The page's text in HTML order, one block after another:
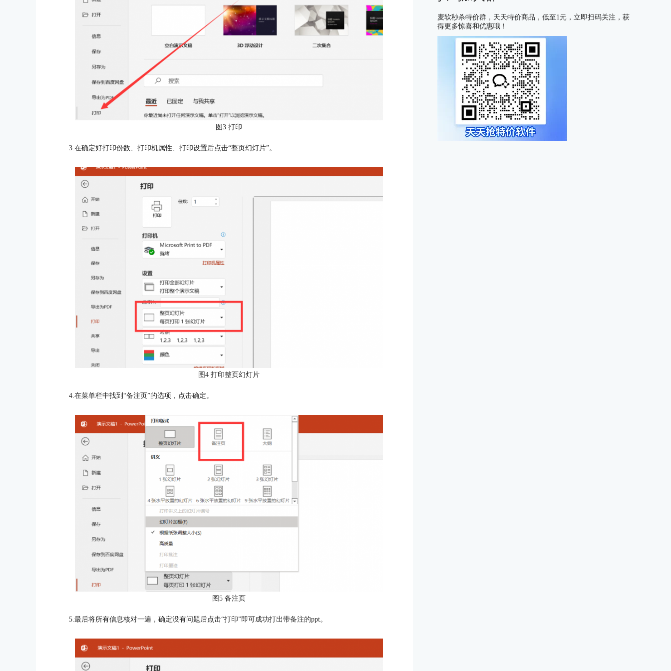
图3 打印
3.在确定好打印份数、打印机属性、打印设置后点击“整页幻灯片”。
图4 打印整页幻灯片
4.在菜单栏中找到“备注页”的选项，点击确定。
图5 备注页
5.最后将所有信息核对一遍，确定没有问题后点击“打印”即可成功打出带备注的ppt。
麦软秒杀特价群，天天特价商品，低至1元，立即扫码关注，获
得更多惊喜和优惠哦！